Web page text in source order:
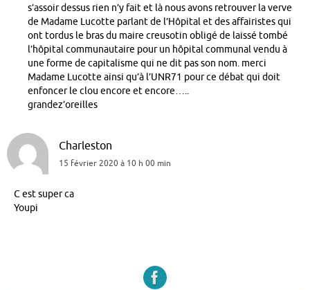
s’assoir dessus rien n’y fait et là nous avons retrouver la verve
de Madame Lucotte parlant de l’Hôpital et des affairistes qui
ont tordus le bras du maire creusotin obligé de laissé tombé
l’hôpital communautaire pour un hôpital communal vendu à
une forme de capitalisme qui ne dit pas son nom. merci
Madame Lucotte ainsi qu’à l’UNR71 pour ce débat qui doit
enfoncer le clou encore et encore…..
grandez’oreilles
Charleston
15 février 2020 à 10 h 00 min
C est super ca
Youpi